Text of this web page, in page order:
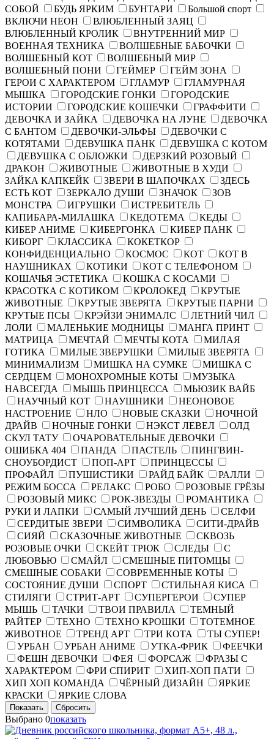
СОБОЙ
БУДЬ ЯРКИМ БУНТАРИ
Большой спорт
ВКЛЮЧИ НЕОН
ВЛЮБЛЕННЫЙ ЗАЯЦ
ВЛЮБЛЕННЫЙ КРОЛИК
ВНУТРЕННИЙ МИР
ВОЕННАЯ ТЕХНИКА
ВОЛШЕБНЫЕ БАБОЧКИ
ВОЛШЕБНЫЙ КОТ
ВОЛШЕБНЫЙ МИР
ВОЛШЕБНЫЙ ПОНИ
ГЕЙМЕР
ГЕЙМ ЗОНА
ГЕРОИ С ХАРАКТЕРОМ
ГЛАМУР
ГЛАМУРНАЯ
МЫШКА
ГОРОДСКИЕ ГОНКИ
ГОРОДСКИЕ
ИСТОРИИ
ГОРОДСКИЕ КОШЕЧКИ
ГРАФФИТИ
ДЕВОЧКА И ЗАЙКА
ДЕВОЧКА НА ЛУНЕ
ДЕВОЧКА
С БАНТОМ
ДЕВОЧКИ-ЭЛЬФЫ
ДЕВОЧКИ С
КОТЯТАМИ
ДЕВУШКА ПАНК
ДЕВУШКА С КОТОМ
ДЕВУШКА С ОБЛОЖКИ
ДЕРЗКИЙ РОЗОВЫЙ
ДРАКОН
ЖИВОТНЫЕ
ЖИВОТНЫЕ В ХУДИ
ЗАЙКА КАПКЕЙК
ЗВЕРИ В ШАПОЧКАХ
ЗДЕСЬ
ЕСТЬ КОТ
ЗЕРКАЛО ДУШИ ЗНАЧОК
ЗОВ
МОНСТРА
ИГРУШКИ
ИСТРЕБИТЕЛЬ
КАПИБАРА-МИЛАШКА
КЕДОТЕМА
КЕДЫ
КИБЕР АНИМЕ
КИБЕРГОНКА
КИБЕР ПАНК
КИБОРГ
КЛАССИКА
КОКЕТКОР
КОНФИДЕНЦИАЛЬНО
КОСМОС КОТ
КОТ В
НАУШНИКАХ
КОТИКИ
КОТ С ТЕЛЕФОНОМ
КОШАЧЬЯ ЭСТЕТИКА
КОШКА С КОСАМИ
КРАСОТКА С КОТИКОМ
КРОЛОКЕД
КРУТЫЕ
ЖИВОТНЫЕ
КРУТЫЕ ЗВЕРЯТА
КРУТЫЕ ПАРНИ
КРУТЫЕ ПСЫ
КРЭЙЗИ ЭНИМАЛС
ЛЕТНИЙ ЧИЛ
ЛОЛИ
МАЛЕНЬКИЕ МОДНИЦЫ
МАНГА ПРИНТ
МАТРИЦА
МЕЧТАЙ МЕЧТЫ КОТА
МИЛАЯ
ГОТИКА
МИЛЫЕ ЗВЕРУШКИ
МИЛЫЕ ЗВЕРЯТА
МИНИМАЛИЗМ
МИШКА НА СУМКЕ
МИШКА С
СЕРДЦЕМ
МОНОХРОМНЫЕ КОТЫ
МУЗЫКА
НАВСЕГДА
МЫШЬ ПРИНЦЕССА
МЬЮЗИК ВАЙБ
НАУЧНЫЙ КОТ
НАУШНИКИ
НЕОНОВОЕ
НАСТРОЕНИЕ
НЛО НОВЫЕ СКАЗКИ
НОЧНОЙ
ДРАЙВ
НОЧНЫЕ ГОНКИ НЭКСТ ЛЕВЕЛ
ОЛД
СКУЛ ТАТУ
ОЧАРОВАТЕЛЬНЫЕ ДЕВОЧКИ
ОШИБКА 404
ПАНДА ПАСТЕЛЬ
ПИНГВИН-
СНОУБОРДИСТ
ПОП-АРТ
ПРИНЦЕССЫ
ПРОФАЙЛ
ПУШИСТИКИ РАЙД БАЙК
РАЛЛИ
РЕЖИМ БОССА
РЕЛАКС РОБО
РОЗОВЫЕ ГРЁЗЫ
РОЗОВЫЙ МИКС
РОК-ЗВЕЗДЫ
РОМАНТИКА
РУКИ И ЛАПКИ
САМЫЙ ЛУЧШИЙ ДЕНЬ
СЕЛФИ
СЕРДИТЫЕ ЗВЕРИ
СИМВОЛИКА
СИТИ-ДРАЙВ
СИЯЙ
СКАЗОЧНЫЕ ЖИВОТНЫЕ
СКВОЗЬ
РОЗОВЫЕ ОЧКИ
СКЕЙТ ТРЮК СЛЕДЫ
С
ЛЮБОВЬЮ
СМАЙЛ
СМЕШНЫЕ ПИТОМЦЫ
СМЕШНЫЕ СОБАКИ
СОВРЕМЕННЫЕ КОТЫ
СОСТОЯНИЕ ДУШИ
СПОРТ
СТИЛЬНАЯ КИСА
СТИЛЯГИ
СТРИТ-АРТ СУПЕРГЕРОИ
СУПЕР
МЫШЬ
ТАЧКИ ТВОИ ПРАВИЛА
ТЕМНЫЙ
РАЙТЕР
ТЕХНО ТЕХНО КРОШКИ
ТОТЕМНОЕ
ЖИВОТНОЕ
ТРЕНД АРТ ТРИ КОТА
ТЫ СУПЕР!
УРБАН
УРБАН АНИМЕ УТКА-ФРИК
ФЕЕЧКИ
ФЕШН ДЕВОЧКИ
ФЕЯ ФОРСАЖ
ФРАЗЫ С
ХАРАКТЕРОМ
ФРИ СПИРИТ
ХИП-ХОП ПАТИ
ХИП ХОП КОМАНДА
ЧЁРНЫЙ ДИЗАЙН
ЯРКИЕ
КРАСКИ
ЯРКИЕ СЛОВА
Показать Сбросить
Выбрано 0показать